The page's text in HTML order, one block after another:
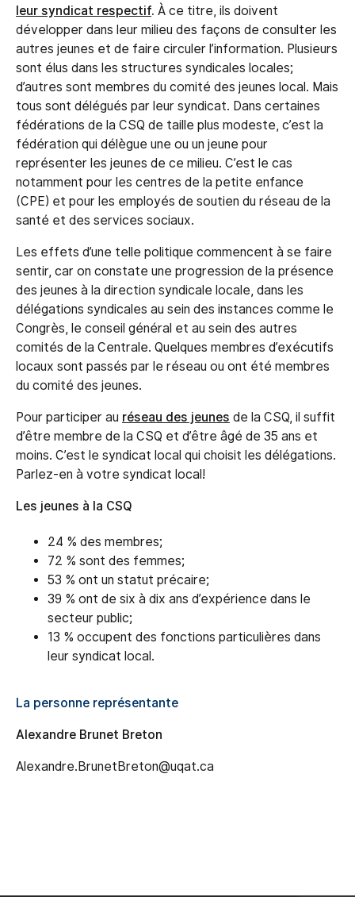
leur syndicat respectif. À ce titre, ils doivent
développer dans leur milieu des façons de consulter les
autres jeunes et de faire circuler l’information. Plusieurs
sont élus dans les structures syndicales locales;
d’autres sont membres du comité des jeunes local. Mais
tous sont délégués par leur syndicat. Dans certaines
fédérations de la CSQ de taille plus modeste, c’est la
fédération qui délègue une ou un jeune pour
représenter les jeunes de ce milieu. C’est le cas
notamment pour les centres de la petite enfance
(CPE) et pour les employés de soutien du réseau de la
santé et des services sociaux.
Les effets d’une telle politique commencent à se faire
sentir, car on constate une progression de la présence
des jeunes à la direction syndicale locale, dans les
délégations syndicales au sein des instances comme le
Congrès, le conseil général et au sein des autres
comités de la Centrale. Quelques membres d’exécutifs
locaux sont passés par le réseau ou ont été membres
du comité des jeunes.
Pour participer au réseau des jeunes de la CSQ, il suffit
d’être membre de la CSQ et d’être âgé de 35 ans et
moins. C’est le syndicat local qui choisit les délégations.
Parlez-en à votre syndicat local!
Les jeunes à la CSQ
24 % des membres;
72 % sont des femmes;
53 % ont un statut précaire;
39 % ont de six à dix ans d’expérience dans le
secteur public;
13 % occupent des fonctions particulières dans
leur syndicat local.
La personne représentante
Alexandre Brunet Breton
Alexandre.BrunetBreton@uqat.ca